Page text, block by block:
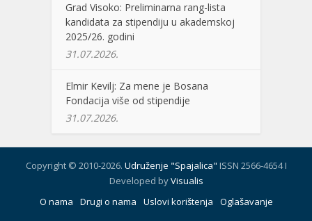
Grad Visoko: Preliminarna rang-lista
kandidata za stipendiju u akademskoj
2025/26. godini
31.07.2026.
Elmir Kevilj: Za mene je Bosana
Fondacija više od stipendije
31.07.2026.
Copyright © 2010-2026. Udruženje "Spajalica" ISSN 2566-4654 I
Developed byVisualis
O nama
Drugi o nama Uslovi korištenja Oglašavanje